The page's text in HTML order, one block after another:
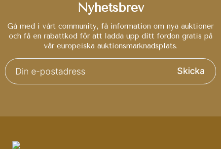
Nyhetsbrev
Gå med i vårt community, få information om nya auktioner
och få en rabattkod för att ladda upp ditt fordon gratis på
vår europeiska auktionsmarknadsplats.
Skicka